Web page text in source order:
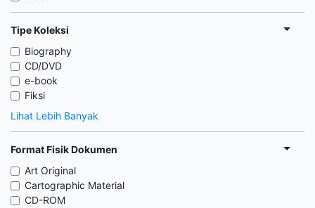
Tipe Koleksi
Biography
CD/DVD
e-book
Fiksi
Lihat Lebih Banyak
Format Fisik Dokumen
Art Original
Cartographic Material
CD-ROM